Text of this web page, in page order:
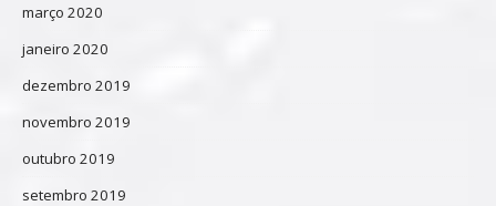
março 2020
janeiro 2020
dezembro 2019
novembro 2019
outubro 2019
setembro 2019